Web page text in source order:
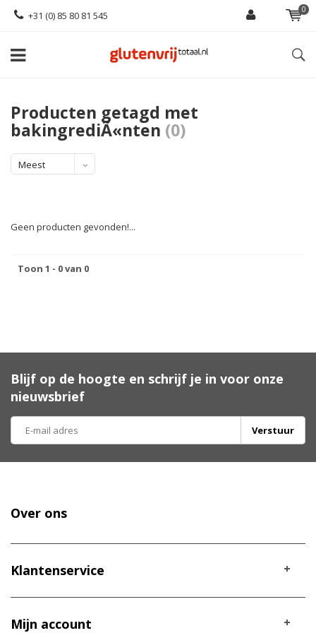
+31 (0) 85 80 81 545 0
Producten getagd met
bakingrediÃ«nten (0)
Meest
Geen producten gevonden!...
Toon 1 - 0 van 0
Blijf op de hoogte en schrijf je in voor onze
nieuwsbrief
Verstuur
Over ons
Klantenservice
Mijn account